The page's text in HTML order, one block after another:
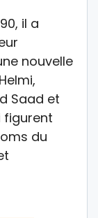
il a
nouvelle
Saad et
figurent
du